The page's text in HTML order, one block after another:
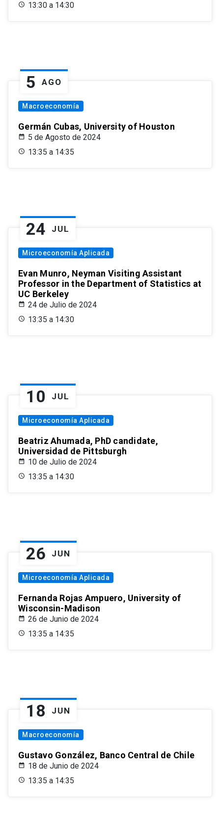
13:30 a 14:30
5 AGO
Macroeconomía
Germán Cubas, University of Houston
5 de Agosto de 2024
13:35 a 14:35
24 JUL
Microeconomía Aplicada
Evan Munro, Neyman Visiting Assistant
Professor in the Department of Statistics at
UC Berkeley
24 de Julio de 2024
13:35 a 14:30
10 JUL
Microeconomía Aplicada
Beatriz Ahumada, PhD candidate,
Universidad de Pittsburgh
10 de Julio de 2024
13:35 a 14:30
26 JUN
Microeconomía Aplicada
Fernanda Rojas Ampuero, University of
Wisconsin-Madison
26 de Junio de 2024
13:35 a 14:35
18 JUN
Macroeconomía
Gustavo González, Banco Central de Chile
18 de Junio de 2024
13:35 a 14:35